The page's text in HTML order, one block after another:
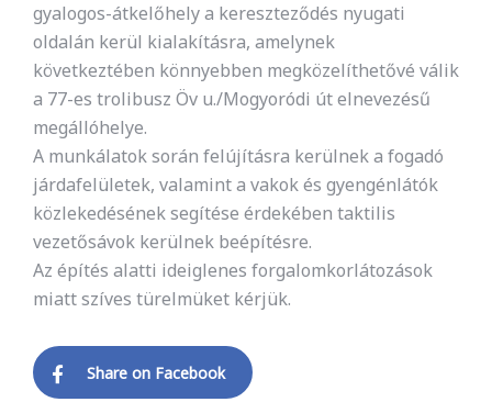
gyalogos-átkelőhely a kereszteződés nyugati
oldalán kerül kialakításra, amelynek
következtében könnyebben megközelíthetővé válik
a 77-es trolibusz Öv u./Mogyoródi út elnevezésű
megállóhelye.
A munkálatok során felújításra kerülnek a fogadó
járdafelületek, valamint a vakok és gyengénlátók
közlekedésének segítése érdekében taktilis
vezetősávok kerülnek beépítésre.
Az építés alatti ideiglenes forgalomkorlátozások
miatt szíves türelmüket kérjük.
Share on Facebook